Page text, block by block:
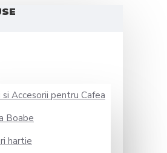
si Accesorii pentru Cafea
Boabe
hartie